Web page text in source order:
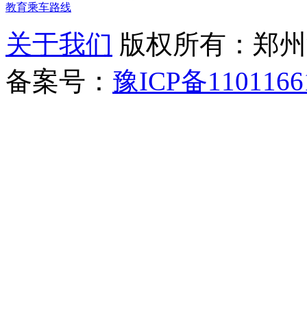
教育乘车路线
关于我们 版权所有：郑
备案号： 豫ICP备